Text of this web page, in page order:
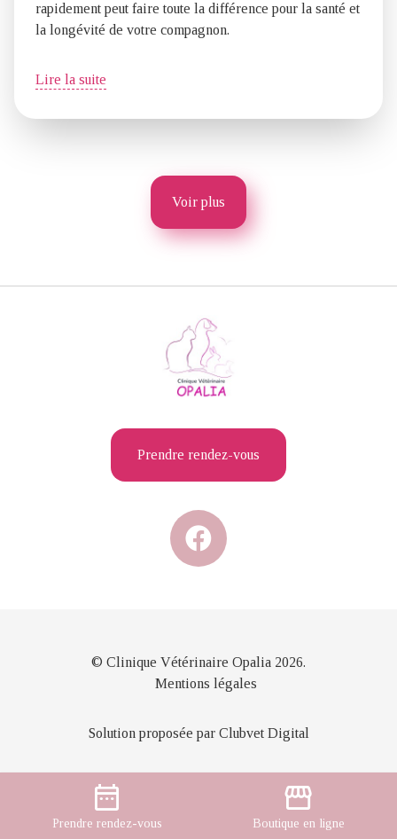
rapidement peut faire toute la différence pour la santé et
la longévité de votre compagnon.
Lire la suite
Voir plus
date_range
Prendre rendez-vous
storefront
Boutique en ligne
Prendre rendez-vous
© Clinique Vétérinaire Opalia 2026.
Mentions légales
Solution proposée par Clubvet Digital